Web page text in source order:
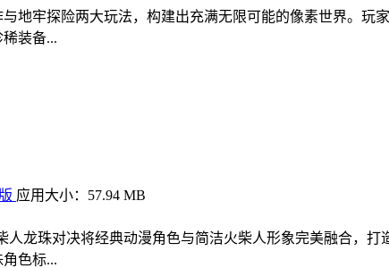
地牢探险两大玩法，构建出充满无限可能的像素世界。
装备...
应用大小：57.94 MB
人龙珠对决将经典动漫角色与简洁火柴人形象完美融合，
色标...